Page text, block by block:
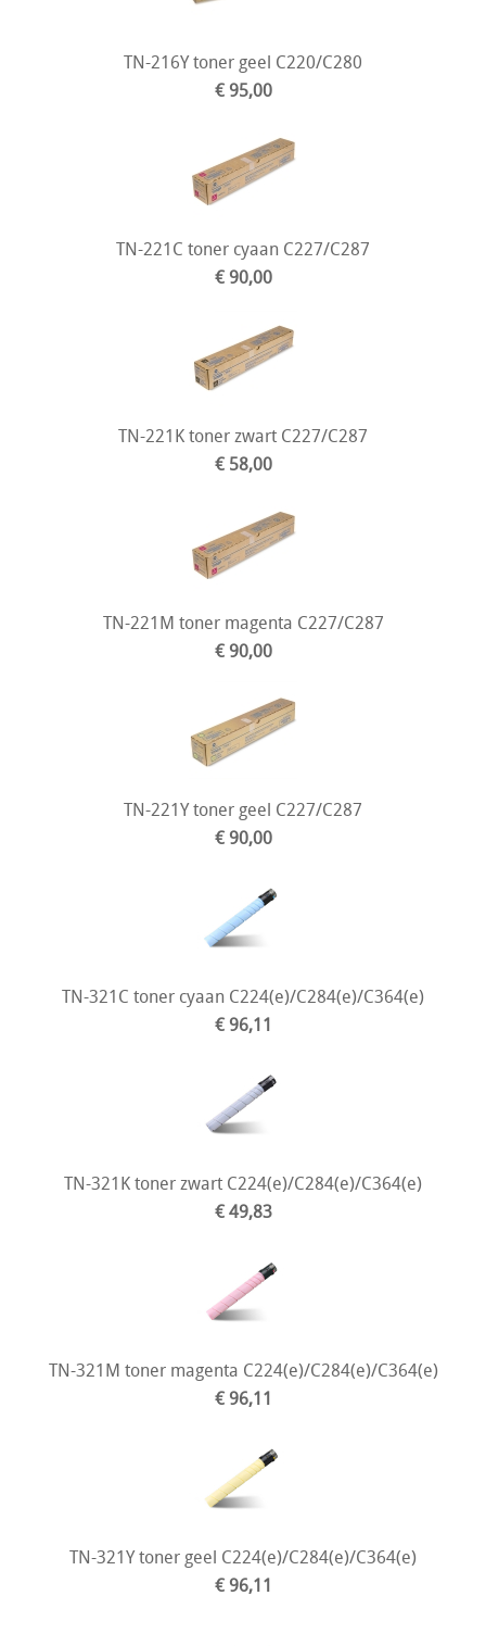
TN-216Y toner geel C220/C280
€ 95,00
TN-221C toner cyaan C227/C287
€ 90,00
TN-221K toner zwart C227/C287
€ 58,00
TN-221M toner magenta C227/C287
€ 90,00
TN-221Y toner geel C227/C287
€ 90,00
TN-321C toner cyaan C224(e)/C284(e)/C364(e)
€ 96,11
TN-321K toner zwart C224(e)/C284(e)/C364(e)
€ 49,83
TN-321M toner magenta C224(e)/C284(e)/C364(e)
€ 96,11
TN-321Y toner geel C224(e)/C284(e)/C364(e)
€ 96,11